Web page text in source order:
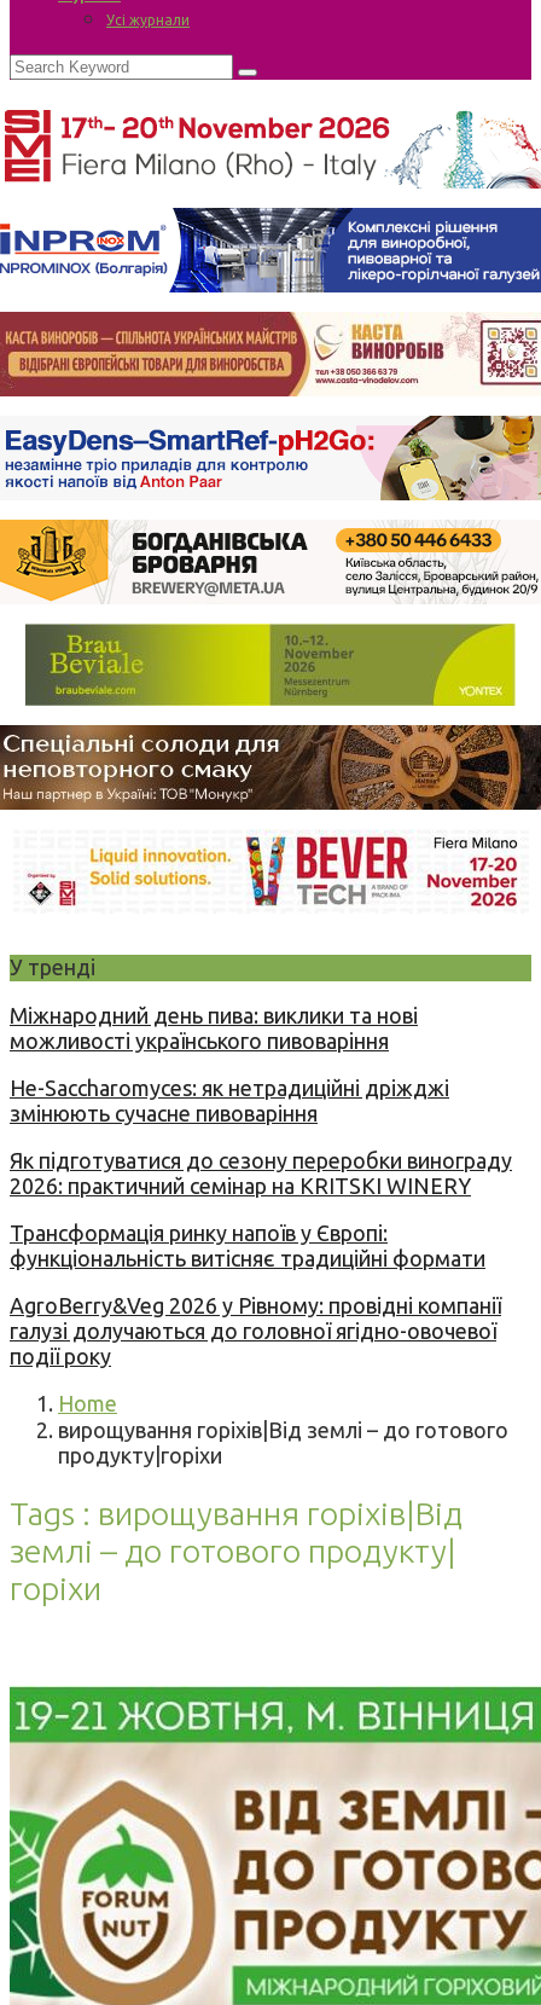
Усі журнали
У тренді
Міжнародний день пива: виклики та нові
можливості українського пивоваріння
Не-Saccharomyces: як нетрадиційні дріжджі
змінюють сучасне пивоваріння
Як підготуватися до сезону переробки винограду
2026: практичний семінар на KRITSKI WINERY
Трансформація ринку напоїв у Європі:
функціональність витісняє традиційні формати
AgroBerry&Veg 2026 у Рівному: провідні компанії
галузі долучаються до головної ягідно-овочевої
події року
Home
вирощування горіхів|Від землі – до готового
продукту|горіхи
Tags : вирощування горіхів|Від
землі – до готового продукту|
горіхи